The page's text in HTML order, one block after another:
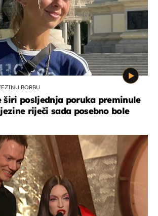
BORBU
širi posljednja poruka preminule
riječi sada posebno bole